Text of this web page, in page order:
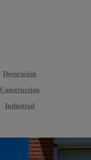
Decoración
Construcción
Industrial